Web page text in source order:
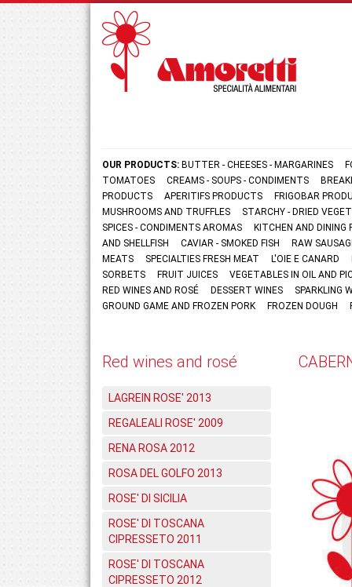
OUR PRODUCTS: BUTTER - CHEESES - MARGARINES
TOMATOES
CREAMS - SOUPS - CONDIMENTS
PRODUCTS
APERITIFS PRODUCTS
FRIGOBAR
MUSHROOMS AND TRUFFLES
STARCHY - DRIED
SPICES - CONDIMENTS AROMAS
KITCHEN AND
AND SHELLFISH
CAVIAR - SMOKED FISH
RAW
MEATS
SPECIALTIES FRESH MEAT L'OIE E CANARD
SORBETS
FRUIT JUICES
VEGETABLES IN OIL AND
RED WINES AND ROSÉ
DESSERT WINES
SPARKLING
GROUND GAME AND FROZEN PORK
FROZEN DOUGH
Red wines and rosé
LAGREIN ROSE' 2013
REGALEALI ROSE' 2009
RENA ROSA 2012
ROSA DEL GOLFO 2013
ROSE' DI SICILIA
ROSE' DI TOSCANA
CIPRESSETO 2011
ROSE' DI TOSCANA
CIPRESSETO 2012